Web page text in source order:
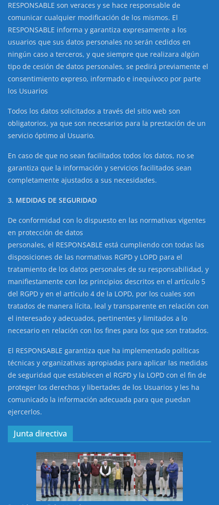
RESPONSABLE son veraces y se hace responsable de
comunicar cualquier modificación de los mismos. El
RESPONSABLE informa y garantiza expresamente a los
usuarios que sus datos personales no serán cedidos en
ningún caso a terceros, y que siempre que realizara algún
tipo de cesión de datos personales, se pedirá previamente el
consentimiento expreso, informado e inequívoco por parte
los Usuarios
Todos los datos solicitados a través del sitio web son
obligatorios, ya que son necesarios para la prestación de un
servicio óptimo al Usuario.
En caso de que no sean facilitados todos los datos, no se
garantiza que la información y servicios facilitados sean
completamente ajustados a sus necesidades.
3. MEDIDAS DE SEGURIDAD
De conformidad con lo dispuesto en las normativas vigentes
en protección de datos
personales, el RESPONSABLE está cumpliendo con todas las
disposiciones de las normativas RGPD y LOPD para el
tratamiento de los datos personales de su responsabilidad, y
manifiestamente con los principios descritos en el artículo 5
del RGPD y en el artículo 4 de la LOPD, por los cuales son
tratados de manera lícita, leal y transparente en relación con
el interesado y adecuados, pertinentes y limitados a lo
necesario en relación con los fines para los que son tratados.
El RESPONSABLE garantiza que ha implementado políticas
técnicas y organizativas apropiadas para aplicar las medidas
de seguridad que establecen el RGPD y la LOPD con el fin de
proteger los derechos y libertades de los Usuarios y les ha
comunicado la información adecuada para que puedan
ejercerlos.
Junta directiva